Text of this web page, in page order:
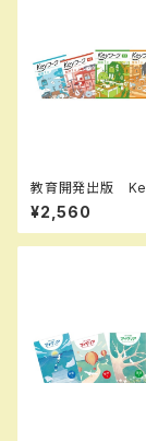
教育開発出版
ーワーク）＋ Keyテ
スト）2冊セット 公
ださい） 中3年
¥2,560